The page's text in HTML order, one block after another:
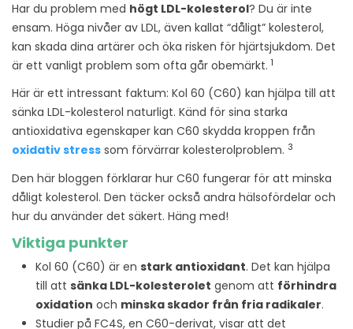
Har du problem med högt LDL-kolesterol? Du är inte
ensam. Höga nivåer av LDL, även kallat “dåligt” kolesterol,
kan skada dina artärer och öka risken för hjärtsjukdom. Det
är ett vanligt problem som ofta går obemärkt. 1
Här är ett intressant faktum: Kol 60 (C60) kan hjälpa till att
sänka LDL-kolesterol naturligt. Känd för sina starka
antioxidativa egenskaper kan C60 skydda kroppen från
oxidativ stress som förvärrar kolesterolproblem. 3
Den här bloggen förklarar hur C60 fungerar för att minska
dåligt kolesterol. Den täcker också andra hälsofördelar och
hur du använder det säkert. Häng med!
Viktiga punkter
Kol 60 (C60) är en stark antioxidant. Det kan hjälpa
till att sänka LDL-kolesterolet genom att förhindra
oxidation och minska skador från fria radikaler.
Studier på FC4S, en C60-derivat, visar att det